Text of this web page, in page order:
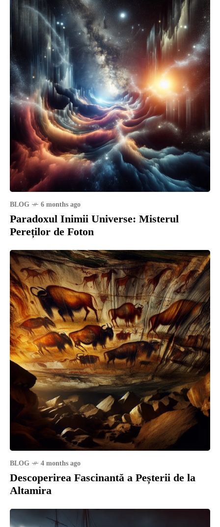
BLOG 6 months ago
Paradoxul Inimii Universe: Misterul
Pereților de Foton
BLOG 4 months ago
Descoperirea Fascinantă a Peșterii de la
Altamira